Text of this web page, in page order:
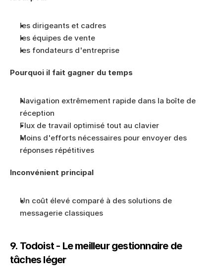
les dirigeants et cadres
les équipes de vente
les fondateurs d'entreprise
Pourquoi il fait gagner du temps
Navigation extrêmement rapide dans la boîte de
réception
Flux de travail optimisé tout au clavier
Moins d'efforts nécessaires pour envoyer des
réponses répétitives
Inconvénient principal
Un coût élevé comparé à des solutions de
messagerie classiques
9. Todoist - Le meilleur gestionnaire de
tâches léger